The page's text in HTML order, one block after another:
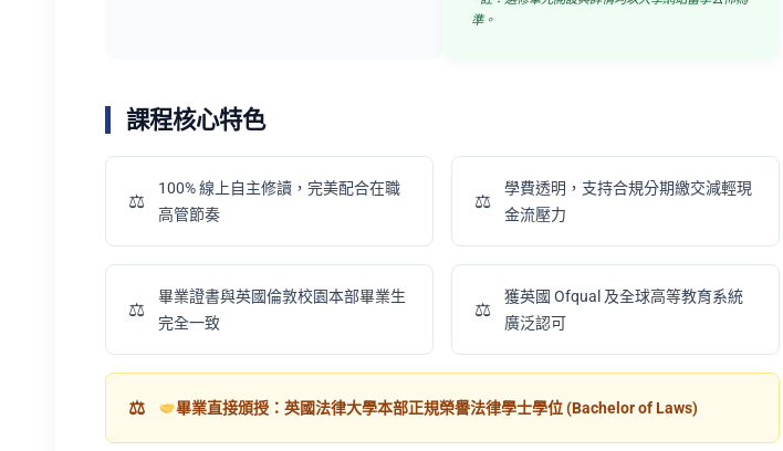
準。
課程核心特色
100% 線上自主修讀，完美配合在職
高管節奏
學費透明，支持合規分期繳交減輕現
金流壓力
畢業證書與英國倫敦校園本部畢業生
完全一致
獲英國 Ofqual 及全球高等教育系統
廣泛認可
畢業直接頒授：英國法律大學本部正規榮譽法律學士學位 (Bachelor of Laws)